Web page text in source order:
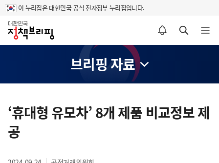
이 누리집은 대한민국 공식 전자정부 누리집입니다.
홈
알림설정 바로가기 검색 바로가기 메뉴 열기
브리핑 자료
텐
영
‘휴대형 유모차’ 8개 제품 비교정보 제
공